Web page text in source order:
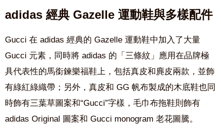
adidas 經典 Gazelle 運動鞋與多樣配件
Gucci 在 adidas 經典的 Gazelle 運動鞋中加入了大量
Gucci 元素，同時將 adidas 的「三條紋」應用在品牌極
具代表性的馬銜鍊樂福鞋上，包括真皮和麂皮兩款，並飾
有綠紅綠織帶；另外，真皮和 GG 帆布製成的木底鞋也同
時飾有三葉草圖案和“Gucci”字樣，毛巾布拖鞋則飾有
adidas Original 圖案和 Gucci monogram 老花圖騰。